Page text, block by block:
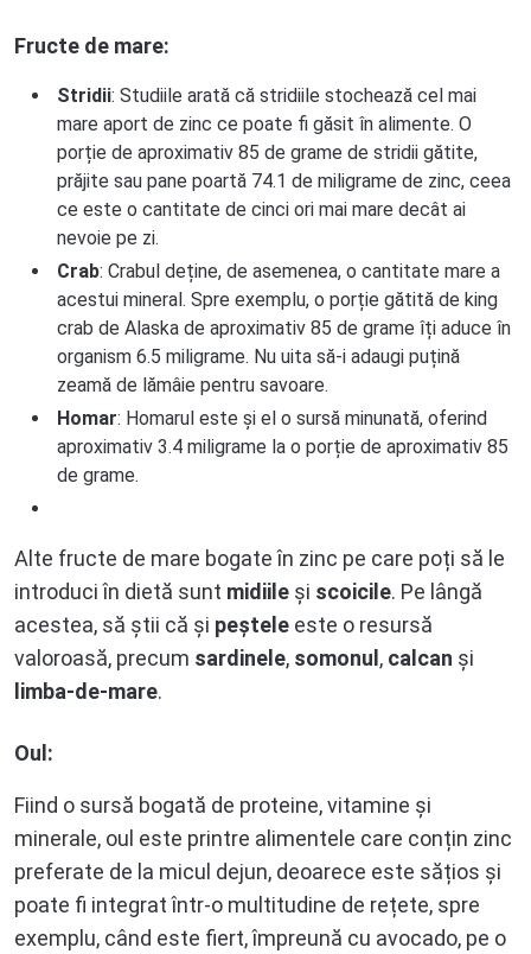
Fructe de mare:
Stridii: Studiile arată că stridiile stochează cel mai
mare aport de zinc ce poate fi găsit în alimente. O
porție de aproximativ 85 de grame de stridii gătite,
prăjite sau pane poartă 74.1 de miligrame de zinc, ceea
ce este o cantitate de cinci ori mai mare decât ai
nevoie pe zi.
Crab: Crabul deține, de asemenea, o cantitate mare a
acestui mineral. Spre exemplu, o porție gătită de king
crab de Alaska de aproximativ 85 de grame îți aduce în
organism 6.5 miligrame. Nu uita să-i adaugi puțină
zeamă de lămâie pentru savoare.
Homar: Homarul este și el o sursă minunată, oferind
aproximativ 3.4 miligrame la o porție de aproximativ 85
de grame.
Alte fructe de mare bogate în zinc pe care poți să le
introduci în dietă sunt midiile și scoicile. Pe lângă
acestea, să știi că și peștele este o resursă
valoroasă, precum sardinele, somonul , calcan și
limba-de-mare.
Oul:
Fiind o sursă bogată de proteine, vitamine și
minerale, oul este printre alimentele care conțin zinc
preferate de la micul dejun, deoarece este sățios și
poate fi integrat într-o multitudine de rețete, spre
exemplu, când este fiert, împreună cu avocado, pe o